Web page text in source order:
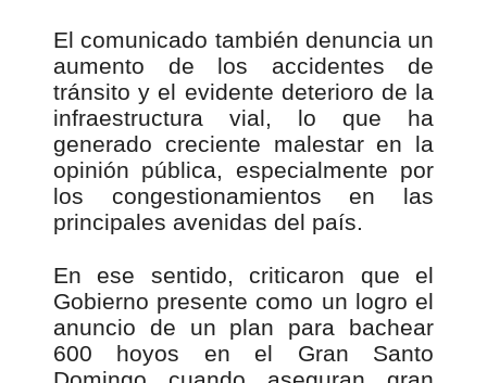
El comunicado también denuncia un
aumento de los accidentes de
tránsito y el evidente deterioro de la
infraestructura vial, lo que ha
generado creciente malestar en la
opinión pública, especialmente por
los congestionamientos en las
principales avenidas del país.
En ese sentido, criticaron que el
Gobierno presente como un logro el
anuncio de un plan para bachear
600 hoyos en el Gran Santo